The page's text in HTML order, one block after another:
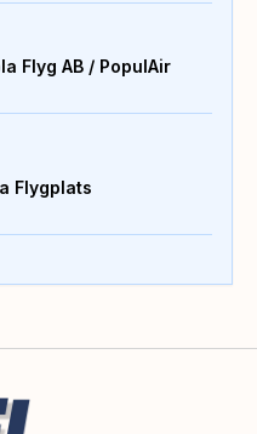
Flyg AB / PopulAir
Flygplats